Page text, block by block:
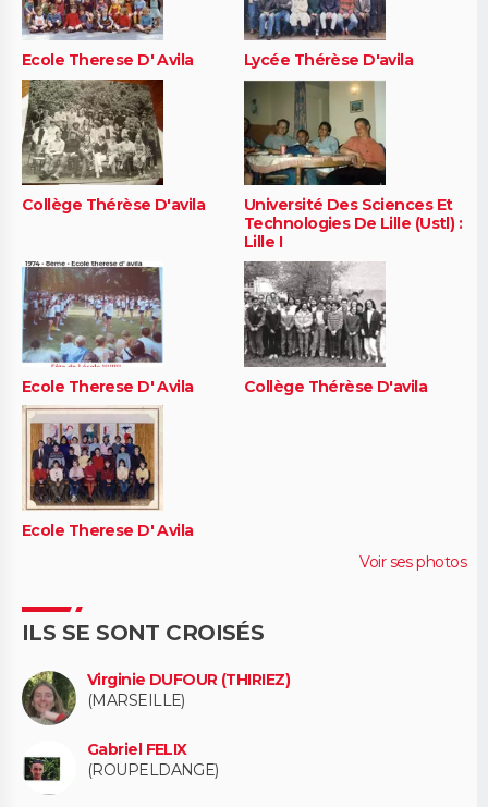
Ecole Therese D' Avila Lycée Thérèse D'avila
Collège Thérèse D'avila
Université Des Sciences Et
Technologies De Lille (Ustl) :
Lille I
Ecole Therese D' Avila Collège Thérèse D'avila
Ecole Therese D' Avila
Voir ses photos
ILS SE SONT CROISÉS
Virginie DUFOUR (THIRIEZ)
(MARSEILLE)
Gabriel FELIX
(ROUPELDANGE)